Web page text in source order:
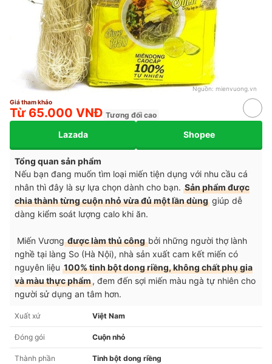
Nguồn: mienvuong.vn
Giá tham khảo
Từ 65.000 VNĐ Tương đối cao
Lazada Shopee
Tổng quan sản phẩm
Nếu bạn đang muốn tìm loại miến tiện dụng với nhu cầu cá
nhân thì đây là sự lựa chọn dành cho bạn. Sản phẩm được
chia thành từng cuộn nhỏ vừa đủ một lần dùng giúp dễ
dàng kiểm soát lượng calo khi ăn.
Miến Vươngđược làm thủ côngbởi những người thợ lành
nghề tại làng So (Hà Nội), nhà sản xuất cam kết miến có
nguyên liệu 100% tinh bột dong riềng, không chất phụ gia
và màu thực phẩm, đem đến sợi miến màu ngà tự nhiên cho
người sử dụng an tâm hơn.
Xuất xứ Việt Nam
Đóng gói Cuộn nhỏ
Thành phần Tinh bột dong riềng